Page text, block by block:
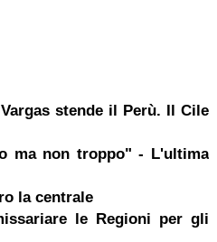
stende il Perù. Il Cile
ma non troppo" - L'ultima
la centrale
le Regioni per gli